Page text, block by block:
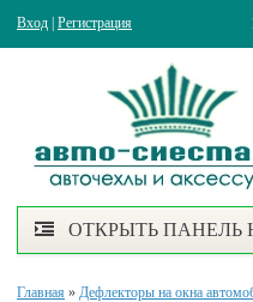
Вход Регистрация
ОТКРЫТЬ ПАНЕЛЬ
Главная » Дефлекторы на окна